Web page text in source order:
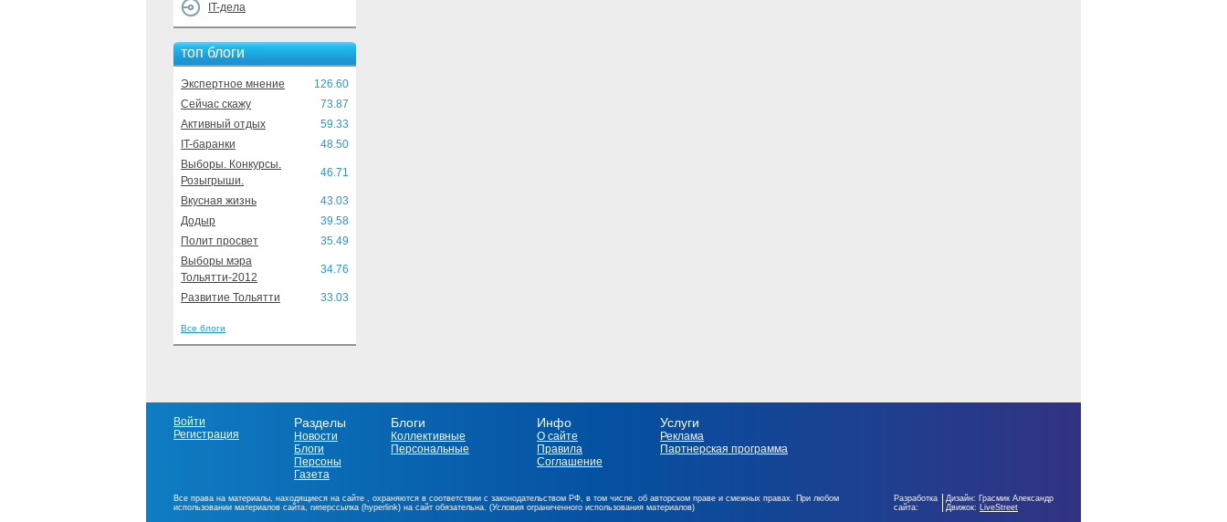
IT-дела
топ блоги
Экспертное мнение
126.60
Сейчас скажу
73.87
Активный отдых
59.33
IT-баранки
48.50
Выборы. Конкурсы.
Розыгрыши.
46.71
Вкусная жизнь
43.03
Додыр
39.58
Полит просвет
35.49
Выборы мэра
Тольятти-2012
34.76
Развитие Тольятти 33.03
Все блоги
Войти
Регистрация
Разделы
Новости
Блоги
Персоны
Газета
Блоги
Коллективные
Персональные
Инфо
О сайте
Правила
Соглашение
Услуги
Реклама
Партнерская программа
Все права на материалы, находящиеся на сайте , охраняются в соответствии с законодательством РФ, в том числе, об авторском праве и смежных правах. При любом
использовании материалов сайта, гиперссылка (hyperlink) на сайт обязательна. (Условия ограниченного использования материалов)
Разработка
сайта:
Дизайн: Грасмик Александр
Движок: LiveStreet